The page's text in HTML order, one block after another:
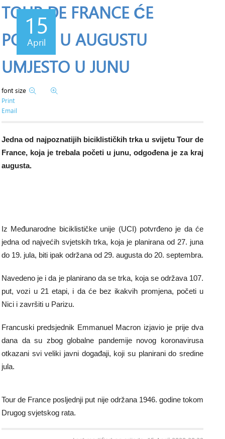
15
April
TOUR DE FRANCE ĆE
POČETI U AUGUSTU
UMJESTO U JUNU
font size
Print
Email
Jedna od najpoznatijih biciklističkih trka u svijetu Tour de
France, koja je trebala početi u junu, odgođena je za kraj
augusta.
Iz Međunarodne biciklističke unije (UCI) potvrđeno je da će
jedna od najvećih svjetskih trka, koja je planirana od 27. juna
do 19. jula, biti ipak održana od 29. augusta do 20. septembra.
Navedeno je i da je planirano da se trka, koja se održava 107.
put, vozi u 21 etapi, i da će bez ikakvih promjena, početi u
Nici i završiti u Parizu.
Francuski predsjednik Emmanuel Macron izjavio je prije dva
dana da su zbog globalne pandemije novog koronavirusa
otkazani svi veliki javni događaji, koji su planirani do sredine
jula.
Tour de France posljednji put nije održana 1946. godine tokom
Drugog svjetskog rata.